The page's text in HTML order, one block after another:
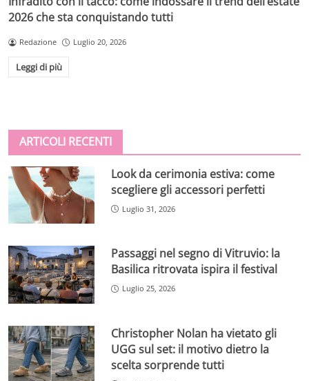
2026 che sta conquistando tutti
Redazione Luglio 20, 2026
Leggi di più
ARTICOLI RECENTI
Look da cerimonia estiva: come
scegliere gli accessori perfetti
Luglio 31, 2026
Passaggi nel segno di Vitruvio: la
Basilica ritrovata ispira il festival
Luglio 25, 2026
Christopher Nolan ha vietato gli
UGG sul set: il motivo dietro la
scelta sorprende tutti